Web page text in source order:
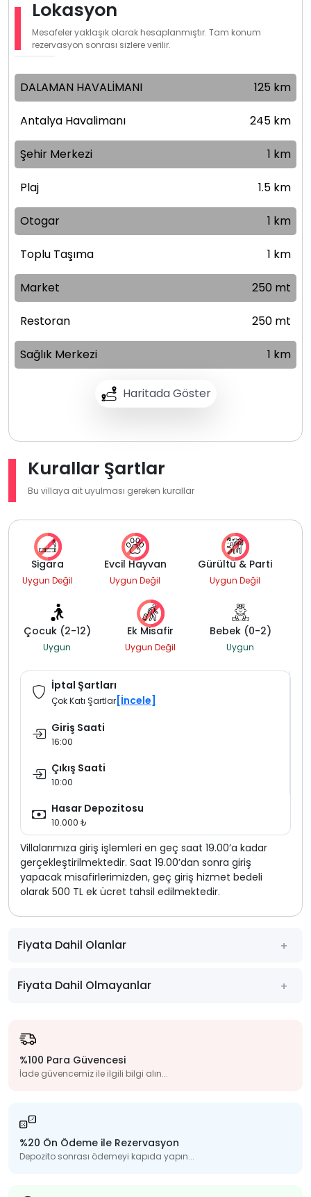
Lokasyon
Mesafeler yaklaşık olarak hesaplanmıştır. Tam konum
rezervasyon sonrası sizlere verilir.
Haritada Göster
DALAMAN HAVALİMANI 125 km
Antalya Havalimanı 245 km
Şehir Merkezi 1 km
Plaj 1.5 km
Otogar 1 km
Toplu Taşıma 1 km
Market 250 mt
Restoran 250 mt
Sağlık Merkezi 1 km
Kurallar Şartlar
Bu villaya ait uyulması gereken kurallar
Sigara
Uygun Değil
Evcil Hayvan
Uygun Değil
Gürültü & Parti
Uygun Değil
Çocuk (2-12)
Uygun
Ek Misafir
Uygun Değil
Bebek (0-2)
Uygun
İptal Şartları
Çok Katı Şartlar [İncele]
Giriş Saati
16:00
Çıkış Saati
10:00
Hasar Depozitosu
10.000 ₺
Villalarımıza giriş işlemleri en geç saat 19.00’a kadar
gerçekleştirilmektedir. Saat 19.00’dan sonra giriş
yapacak misafirlerimizden, geç giriş hizmet bedeli
olarak 500 TL ek ücret tahsil edilmektedir.
Fiyata Dahil Olanlar
Fiyata Dahil Olmayanlar
%100 Para Güvencesi
İade güvencemiz ile ilgili bilgi alın...
%20 Ön Ödeme ile Rezervasyon
Depozito sonrası ödemeyi kapıda yapın...